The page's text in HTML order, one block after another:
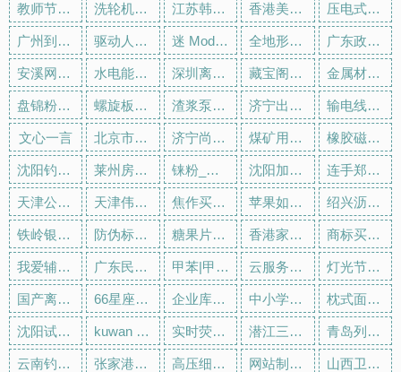
教师节送老师什么礼物好,送给老师的礼物,适合送给老师的礼物 - 商务热销 洗轮机_洗车台_建筑工地洗轮机厂家_工程车辆自动冲洗设备_大型车辆冲洗设备报价 江苏韩威空调制冷设备有限公司-直膨式空调机组-移动式岗位送风机-四季型移动除湿机-组合式空调机组 香港美容网-香港美容整形,香港整形医院,香港美容整形医院,香港整形医院排行榜 压电式雾化器,负压吸引器-淄博泰雷兹电子有限公司
广州到乌鲁木齐物流专线,广州到兰州物流专线,广州到西宁物流专线,广州到银川物流专线,广州到拉萨物流专线_广州市恒通物流有限公司 - 八方资源网 驱动人生官网-显卡驱动_打印机驱动_网卡驱动_声卡驱动等驱动程序下载及检测平台 迷 Mods —— 一个迷 Mods者的梦想家园！ 全地形消防摩托车_背负式细水雾_全氟己酮灭火装置「斯库尔消防」 广东政府采购网-广东招标,广东招标采购,广东招标信息,广东政府采购,广东采购与招标网
安溪网-安溪招聘找工作、找房子、找对象，安溪综合生活信息门户！ 水电能源科学杂志-学术之家 深圳离婚律师咨询「在线免费」华荣深圳婚姻律师事务所专办离婚纠纷案件 藏宝阁_《天下3》交易平台 金属材料检测,不锈钢检测,晶间腐蚀检验-淄博盈信金属材料检测有限公司
盘锦粉煤灰钢板仓,盘锦砂石骨料钢板仓,盘锦螺旋钢板仓,盘锦大型钢板仓,盘锦螺旋卷板仓,盘锦流化棒及均化改造_山东国华仓储设备有限公司 螺旋板式热交换器_螺旋板换热器-无锡卓亿达化工装备有限公司 渣浆泵-矿用渣浆泵-淄博博山支泽渣浆泵有限公司【官网】 济宁出国留学-济宁出国旅游留学移民劳务咨询-出国论坛 输电线路分布式故障定位系统-直流线路分布式故障定位装置-杭州顿恒科技有限公司
文心一言 北京市阀门总厂股份有限公司_北京市阀门总厂股份有限公司 - 八方资源网 济宁尚美饰家装饰官网-济宁装修设计公司_济宁房屋室内装修_济宁家装设计报价 煤矿用电力电缆,煤矿用控制电缆,煤矿用屏蔽电缆_山西津缆电线电缆有限公司 - 八方资源网 橡胶磁条|软磁环-磁性墙纸 - 广州新莱福磁材有限公司
沈阳钓鱼网-沈阳钓鱼水库,沈阳钓鱼技巧,沈阳钓鱼视频,沈阳钓鱼场大全,沈阳钓鱼网站 莱州房产网，莱州二手房，租房，新房，房产信息网–莱州58安居客 铼粉_锰粉_镍粉_锡粉_银粉批发价格-兴荣源科技 - 八方资源网 沈阳加盟网-沈阳创业加盟,沈阳创业项目,沈阳加盟项目,沈阳招商加盟,沈阳投资理财加盟 连手郑州孪生数字城市生活网|郑州六维空间|郑州元宇宙|郑州AI数字人分身
天津公务员考试录用网-天津公务员考试时间,天津公务员报名,天津公务员考试真题,天津公务员职位表,天津公务员考试成绩查询 天津伟思实验仪器科技有限公司_恒温恒湿试验箱|高低温试验箱|盐雾试验机|紫外盐雾综合试验箱 焦作买房_焦作房产网_焦作购房找吉屋网 - 焦作吉屋网 苹果如家定制微信分身多开下载官网 绍兴沥青道路施工_铺设-沥青混泥土路面修补_养护-宏壹市政工程公司
铁岭银州区土流网 - 土地转让出租 - 流转市场 防伪标签厂家_二维码防伪标签_防伪公司-瑞信防伪 糖果片压片机-糖果压片机-棒棒糖压片机-兴化市祥和制药机械有限公司 香港家教网-香港兼职家教,香港家教老师,香港一对一家教辅导,香港大学生家教网 商标买卖-商标交易-正规商标转让平台-品标网
我爱辅助吧 - 全网最大游戏辅助论坛,免费游戏辅助网！娱乐资源网 - Powered by Discuz! 广东民进网 甲苯|甲醛发生器_水蒸气发生器-孚然德实验设备 - 八方资源网 云服务器、海外云服务器、国外服务器、云虚拟主机、云计算服务商 -特网科技 灯光节厂家,灯光节方案,灯光造型定制厂家,灯光展出租,恐龙模型出租,恐龙模型租赁,树木亮化工程,树木亮化价格,天鹅花车出租,巡游花车出租,恐龙租赁,恐龙出租_郑州志束文化传播有限公司 - 八方资源网
国产离子色谱仪,红外分光测油仪,自动烟尘烟气测试仪-青岛埃仑通用科技有限公司 66星座_12星座运势配对查询网 企业库免费B2B网站商业搜索|网上贸易|网络宣传|电子商务交流B2B平台|国外B2B网站大全|免费B2B网站 中小学教师资格证考试网_教师招聘网_教师资格网-华图教师网 枕式面包包装机_日用品食品_枕式包装机设备厂家-佛山市鑫保隆包装机械有限公司
沈阳试管婴儿网 kuwan 账号 | 登录或注册账号 - 酷万账号 实时荧光扩增仪-样品转移系统-液体处理站-无锡百泰克生物技术有限公司 潜江三农信息网 潜江吧 潜江免费发布信息网- 本地 免费 高效 青岛列举网 - 青岛分类信息免费发布平台
云南钓鱼网-云南钓鱼场地,云南钓鱼攻略,云南钓鱼视频,云南钓鱼网站 张家港公交_张家港公交查询_张家港公交线路查询 - 张家港公交网 高压细水雾灭火系统_四川斯库尔消防设备有限公司 - 八方资源网 网站制作-网站制作公司-专业制作网站【做网站找企术】 山西卫生考试网-山西卫生资格考试报名,山西卫生中级职称考试,山西卫生高级职称考试,山西卫生专业技术资格考试成绩查询